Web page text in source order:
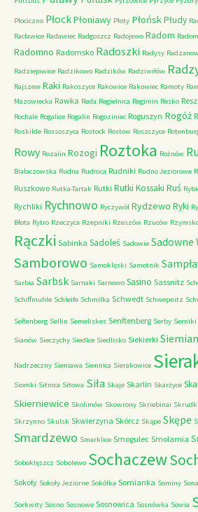
Płociczno PłockPłoniawy Płoty PłońskPłudy
Racławice Radawiec Radgoszcz Radojewo Radom
Radomno Radomsko Radoszki Radysy
Radziejowice Radzikowo Radzików Radziwiłów
Rajszew Raki Rakoszyce Rakowice Rakowiec Ramoty
Mazowiecka Rawka Reda Regielnica Regimin Resko
Rochale Rogalice Rogalin Rogoziniec Roguszyn Rogóż
Roskilde Rossoszyca Rostock Rostow Roszczyce
Rowy Rozalin Rozogi Roztoka Rożnów
Białaczowska Rudna Rudnica Rudniki Rudno Jeziorowe
Ruszkowo Rutka-Tartak Rutki Rutki Kossaki Ruś
Rychliki Rychnowo Ryczywół Rydzewo Ryki
Błota Rytro Rzeczyca Rzepniki Rzeszów Rzuców
Rączki Sabinka Sadoleś Sadowie Sadowne
Samborowo Samoklęski Samotnik
Sarbia Sarbsk Sarnaki Sarnowo Sasino Sassnitz
Schiffmuhle Schleife Schmilka Schwedt Schwepnitz
Seftenberg Sellin Semeliskes Senftenberg Serby Serniki
Sianów Sieczychy Siedlce Siedlisko Siekierki
Nadrzeczny Sieniawa Siennica Sierakowice
Siomki Sitnica Sitowa Siła Skaje Skarlin Skarżyce
Skierniewice Skolimów Skowrony Skriebinai Skrudki
Skrzynno Skulsk Skwierzyna Skórcz Skąpe Skępe
Smardzewo Smarklice Smogulec Smolarnia
Soboklęszcz Sobolewo Sochaczew
Sokoły Sokoły Jeziorne Sokółka Somianka Sominy Sona
Sorkwity Sosno Sosnowe Sosnowica Sosnówka Sowia